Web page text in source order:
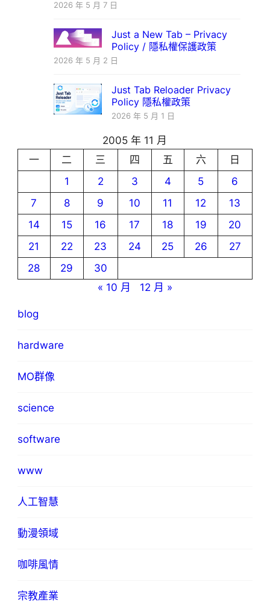
2026 年 5 月 7 日
Just a New Tab – Privacy
Policy / 隱私權保護政策
2026 年 5 月 2 日
Just Tab Reloader Privacy
Policy 隱私權政策
2026 年 5 月 1 日
2005 年 11 月
一
二 三 四 五 六
日
1
2 3 4 5
6
7
8 9 10 11 12
13
14
15 16 17 18 19
20
21
22 23 24 25 26
27
28
29
30
« 10 月
12 月 »
blog
hardware
MO群像
science
software
www
人工智慧
動漫領域
咖啡風情
宗教產業